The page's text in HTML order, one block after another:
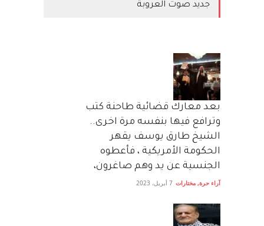
جديد صوت العروبة
بعد معارك قضائية طاحنة كتب
وترافع فيها بنفسه مرة اخرى..
الشيخ طارق يوسف يقهر
الحكومة الأمريكية ، فأعطوه
الجنسية عن يد وهم صاغرون،
آراء حرة, مختارات 7 أبريل، 2023